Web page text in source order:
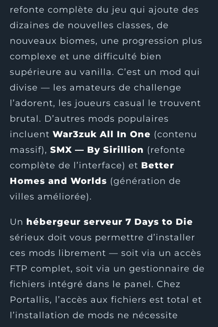
refonte complète du jeu qui ajoute des
dizaines de nouvelles classes, de
nouveaux biomes, une progression plus
complexe et une difficulté bien
supérieure au vanilla. C’est un mod qui
divise — les amateurs de challenge
l’adorent, les joueurs casual le trouvent
brutal. D’autres mods populaires
incluent War3zuk All In One (contenu
massif), SMX — By Sirillion (refonte
complète de l’interface) et Better
Homes and Worlds (génération de
villes améliorée).
Un hébergeur serveur 7 Days to Die
sérieux doit vous permettre d’installer
ces mods librement — soit via un accès
FTP complet, soit via un gestionnaire de
fichiers intégré dans le panel. Chez
Portallis, l’accès aux fichiers est total et
l’installation de mods ne nécessite